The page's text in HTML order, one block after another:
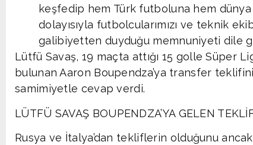
keşfedip hem Türk futboluna hem dünya
dolayısıyla futbolcularımızı ve teknik
galibiyetten duyduğu memnuniyeti dile
Lütfü Savaş, 19 maçta attığı 15 golle Süper
bulunan Aaron Boupendza’ya transfer
samimiyetle cevap verdi.
LÜTFÜ SAVAŞ BOUPENDZA’YA GELEN
Rusya ve İtalya’dan tekliflerin olduğunu